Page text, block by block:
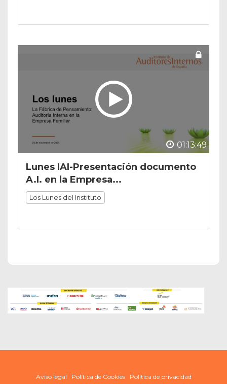
01:13:49
Lunes IAI-Presentación documento
A.I. en la Empresa...
Los Lunes del Instituto
Aviso legal Política de Cookies Política de privacidad